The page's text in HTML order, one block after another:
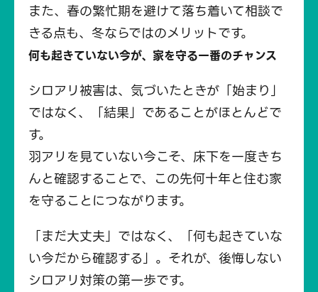
また、春の繁忙期を避けて落ち着いて相談で
きる点も、冬ならではのメリットです。
何も起きていない今が、家を守る一番のチャンス
シロアリ被害は、気づいたときが「始まり」
ではなく、「結果」であることがほとんどで
す。
羽アリを見ていない今こそ、床下を一度きち
んと確認することで、この先何十年と住む家
を守ることにつながります。
「まだ大丈夫」ではなく、「何も起きていな
い今だから確認する」。それが、後悔しない
シロアリ対策の第一歩です。